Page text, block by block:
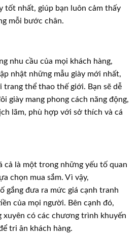
tốt nhất, giúp bạn luôn cảm thấy
mỗi bước chân.
nhu cầu của mọi khách hàng,
nhật những mẫu giày mới nhất,
thể thao thế giới. Bạn sẽ dễ
giày mang phong cách năng động,
lãm, phù hợp với sở thích và cá
cả là một trong những yếu tố quan
chọn mua sắm. Vì vậy,
gắng đưa ra mức giá cạnh tranh
của mọi người. Bên cạnh đó,
có các chương trình khuyến
tri ân khách hàng.